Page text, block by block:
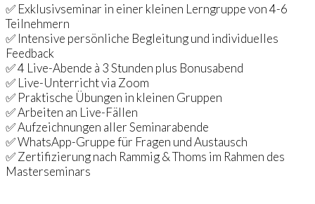
✅ Exklusivseminar in einer kleinen Lerngruppe von 4-6
Teilnehmern
✅ Intensive persönliche Begleitung und individuelles
Feedback
✅ 4 Live-Abende à 3 Stunden plus Bonusabend
✅ Live-Unterricht via Zoom
✅ Praktische Übungen in kleinen Gruppen
✅ Arbeiten an Live-Fällen
✅ Aufzeichnungen aller Seminarabende
✅ WhatsApp-Gruppe für Fragen und Austausch
✅ Zertifizierung nach Rammig & Thoms im Rahmen des
Masterseminars